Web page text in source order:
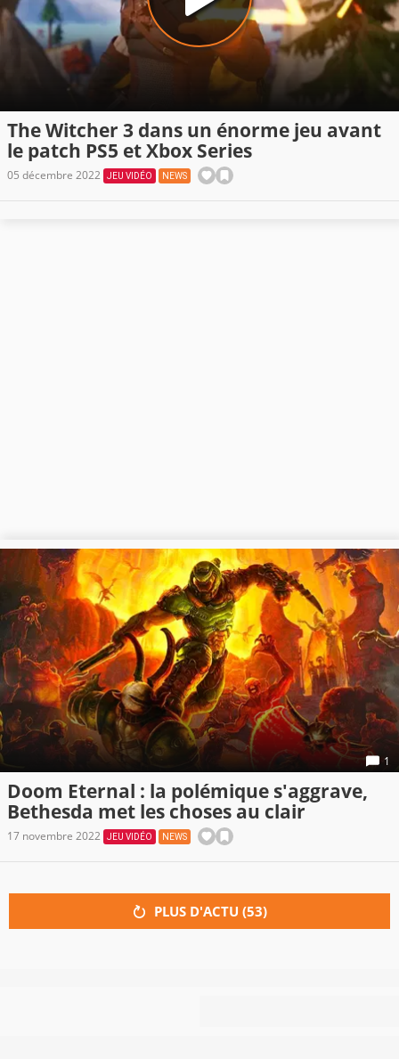
The Witcher 3 dans un énorme jeu avant
le patch PS5 et Xbox Series
05 décembre 2022 JEU VIDÉO NEWS
1
Doom Eternal : la polémique s'aggrave,
Bethesda met les choses au clair
17 novembre 2022 JEU VIDÉO NEWS
PLUS D'ACTU (53)